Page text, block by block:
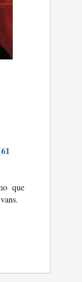
que